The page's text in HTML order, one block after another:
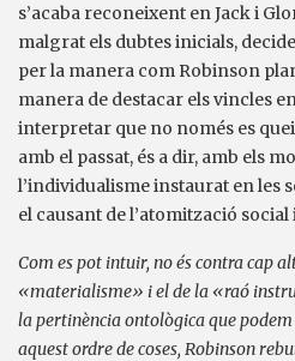
s’acaba reconeixent en Jack i
malgrat els dubtes inicials,
per la manera com Robinson
manera de destacar els vincles
interpretar que no només es
amb el passat, és a dir, amb els
l’individualisme instaurat en les
el causant de l’atomització
Com es pot intuir, no és contra cap
«materialisme» i el de la «raó
la pertinència ontològica que
aquest ordre de coses, Robinson